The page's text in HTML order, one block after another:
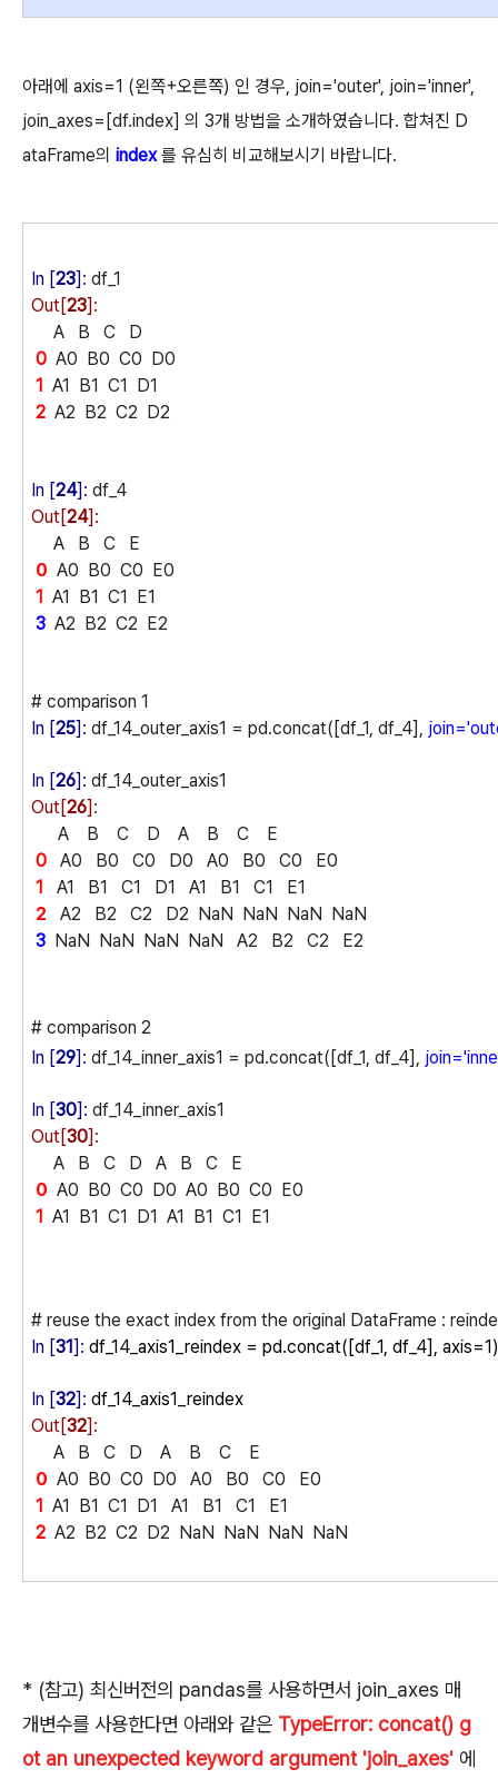
아래에 axis=1 (왼쪽+오른쪽) 인 경우, join='outer', join='inner',
join_axes=[df.index] 의 3개 방법을 소개하였습니다. 합쳐진 D
ataFrame의 index를 유심히 비교해보시기 바랍니다.
In [23]: df_1
Out[23]:
A B C D
0 A0 B0 C0 D0
1 A1 B1 C1 D1
2 A2 B2 C2 D2
In [24]: df_4
Out[24]:
A B C E
0 A0 B0 C0 E0
1 A1 B1 C1 E1
3 A2 B2 C2 E2
# comparison 1
In [25]: df_14_outer_axis1 = pd.concat([df_1, df_4],
In [26]: df_14_outer_axis1
Out[26]:
A B C D A B C E
0 A0 B0 C0 D0 A0 B0 C0 E0
1 A1 B1 C1 D1 A1 B1 C1 E1
2 A2 B2 C2 D2 NaN NaN NaN NaN
3 NaN NaN NaN NaN A2 B2 C2 E2
# comparison 2
In [29]: df_14_inner_axis1 = pd.concat([df_1, df_4],
In [30]: df_14_inner_axis1
Out[30]:
A B C D A B C E
0 A0 B0 C0 D0 A0 B0 C0 E0
1 A1 B1 C1 D1 A1 B1 C1 E1
# reuse the exact index from the original DataFrame :
In [31 ]: df_14_axis1_reindex = pd.concat([df_1, df_4],
In [32]: df_14_axis1_reindex
Out[32]:
A B C D A B C E
0 A0 B0 C0 D0 A0 B0 C0 E0
1 A1 B1 C1 D1 A1 B1 C1 E1
2 A2 B2 C2 D2 NaN NaN NaN NaN
* (참고) 최신버전의 pandas를 사용하면서 join_axes 매
개변수를 사용한다면 아래와 같은 TypeError: concat() g
ot an unexpected keyword argument 'join_axes' 에